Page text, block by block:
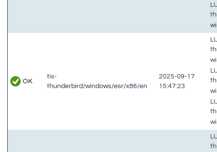
OK
tis-
thunderbird/windows/esr/x86/en
2025-09-17
15:47:23